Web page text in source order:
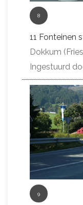
8
11 Fonteinen
Dokkum
Ingestuurd
9